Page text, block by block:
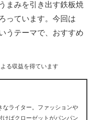
まみを引き出す鉄板焼
っています。今回は
うテーマで、おすすめ
る収益を得ています
なライター。ファッションや
けばクローゼットがパンパン